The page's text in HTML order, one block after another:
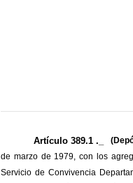
Artículo 389.1 ._
de marzo de 1979, con los
Servicio de Convivencia